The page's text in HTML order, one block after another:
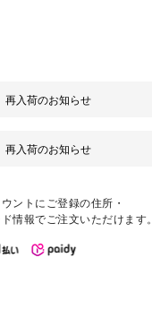
再入荷のお知らせ
再入荷のお知らせ
ントにご登録の住所・
情報でご注文いただけます。